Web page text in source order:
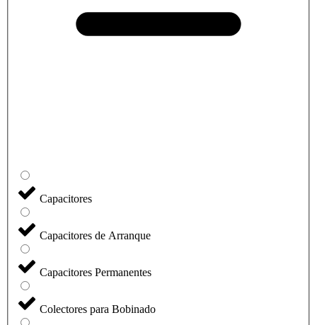
Capacitores
Capacitores de Arranque
Capacitores Permanentes
Colectores para Bobinado